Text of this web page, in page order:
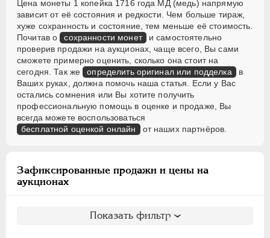
Цена монеты 1 копейка 1716 года МД (медь) напрямую
зависит от её состояния и редкости. Чем больше тираж,
хуже сохранность и состояние, тем меньше её стоимость.
Почитав о сохранности монет и самостоятельно
проверив продажи на аукционах, чаще всего, Вы сами
сможете примерно оценить, сколько она стоит на
сегодня. Так же определить оригинал или подделка в
Ваших руках, должна помочь наша статья. Если у Вас
остались сомнения или Вы хотите получить
профессиональную помощь в оценке и продаже, Вы
всегда можете воспользоваться
бесплатной оценкой онлайн от наших партнёров.
Зафиксированные продажи и цены на
аукционах
Показать фильтр